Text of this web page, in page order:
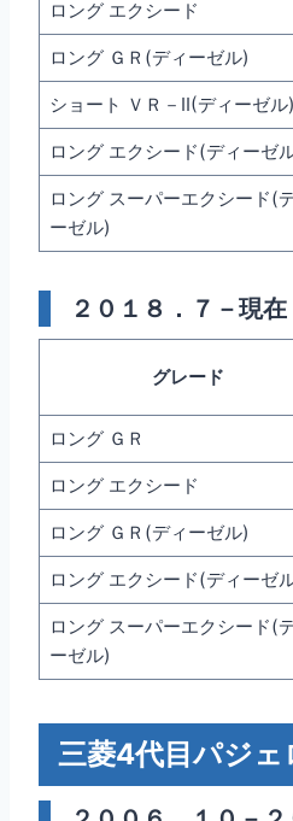
ロング エクシード
ロング ＧＲ(ディーゼル)
ショート ＶＲ－II(ディーゼル)
ロング エクシード(ディーゼ
ロング スーパーエクシード(
ーゼル)
２０１８．７－現在
グレード
ロング ＧＲ
ロング エクシード
ロング ＧＲ(ディーゼル)
ロング エクシード(ディーゼ
ロング スーパーエクシード(
ーゼル)
三菱4代目パジェ